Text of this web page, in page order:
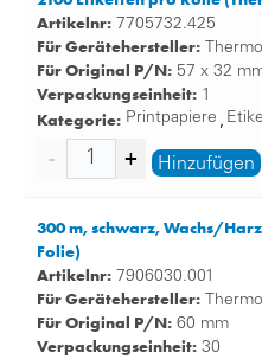
Artikelnr: 7705732.425
Für Gerätehersteller:
Für Original P/N: 57 x 32
Verpackungseinheit: 1
Kategorie: Printpapiere ,
Hinzufügen
300 m, schwarz, Wachs/
Folie)
Artikelnr: 7906030.001
Für Gerätehersteller:
Für Original P/N: 60 mm
Verpackungseinheit: 30